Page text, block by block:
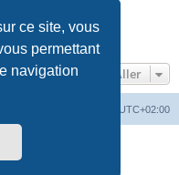
ce site, vous
permettant
navigation
Aller
UTC+02:00
© phpBB Limited
©